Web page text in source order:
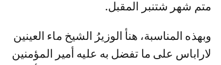
متم شهر شتنبر المقبل.
وبهذه المناسبة، هنأ الوزيرُ الشيخ ماء العينين
لاراباس على ما تفضل به عليه أمير المؤمنين